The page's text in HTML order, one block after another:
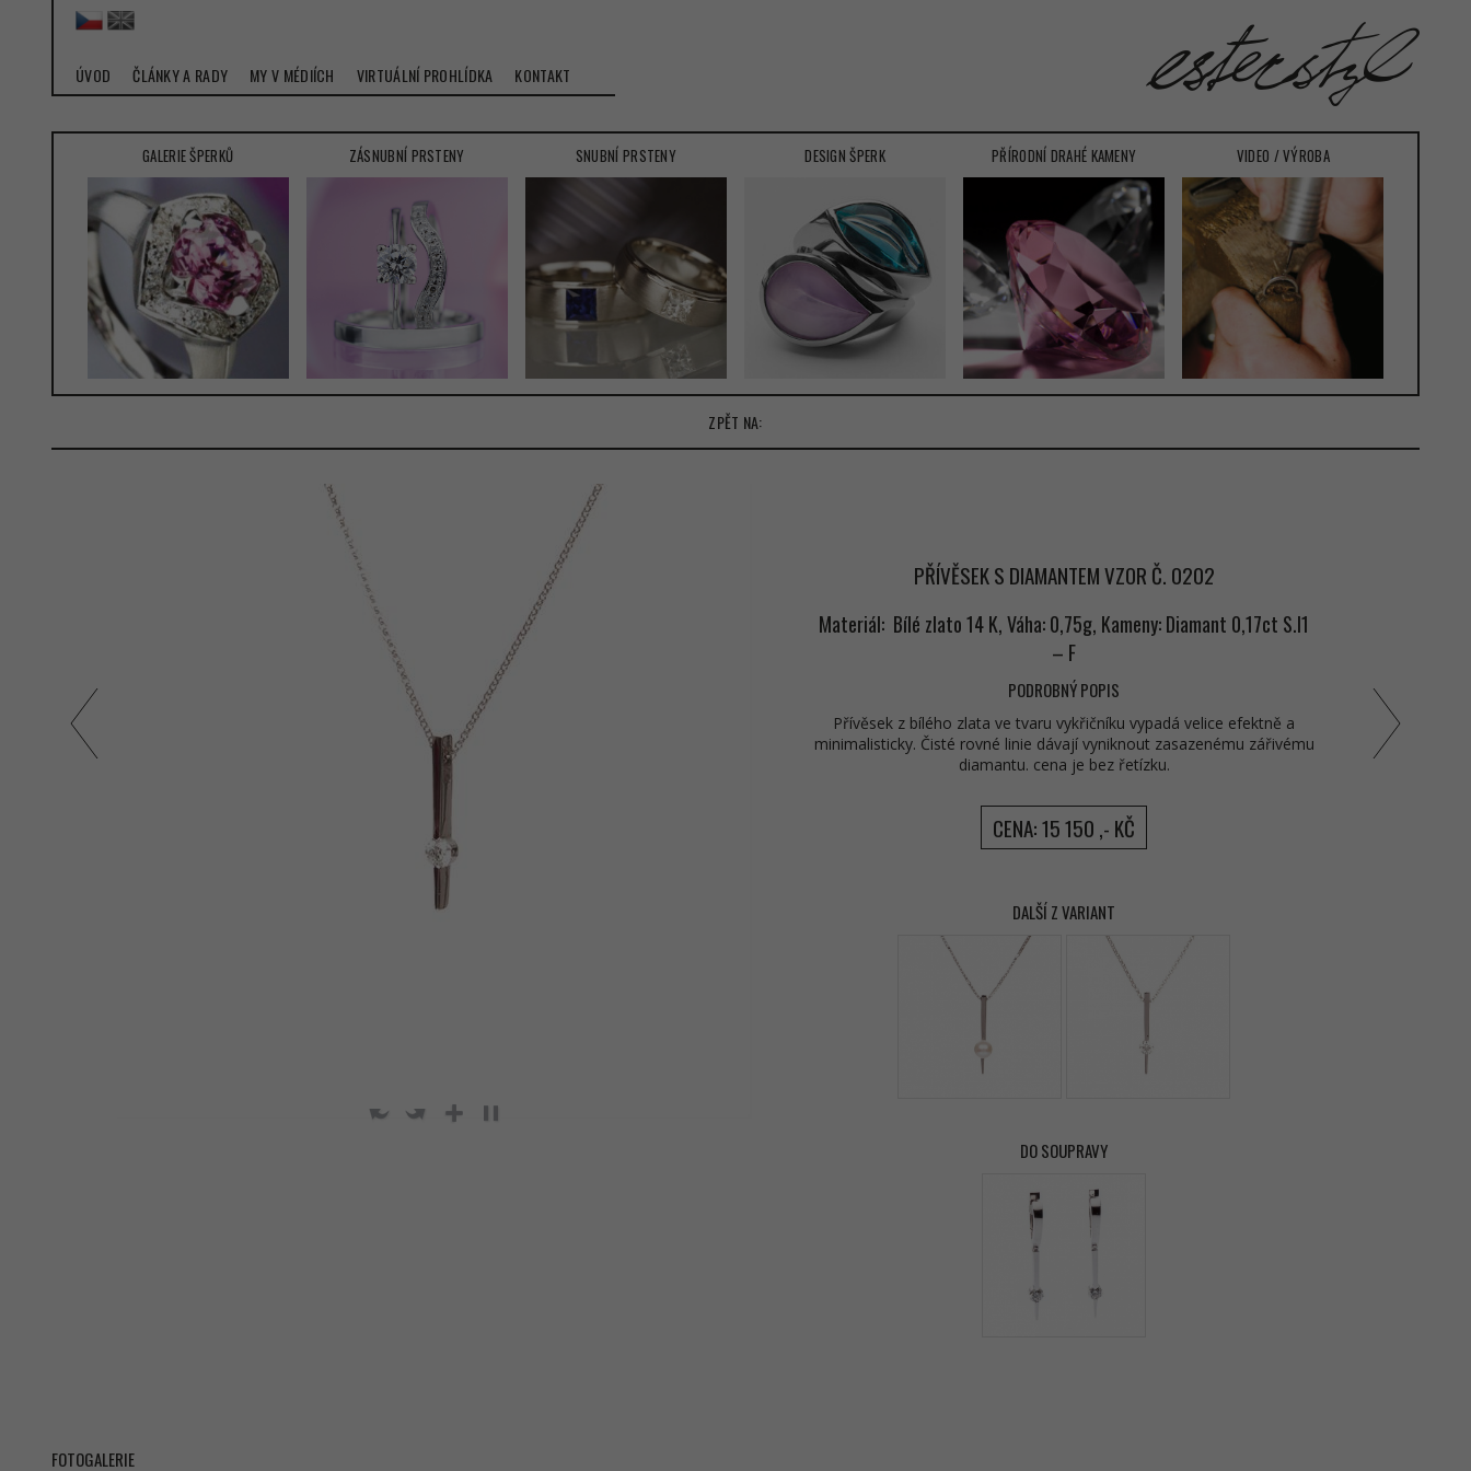
ÚVOD ČLÁNKY A RADY MY V MÉDIÍCH VIRTUÁLNÍ PROHLÍDKA KONTAKT
GALERIE ŠPERKŮ ZÁSNUBNÍ PRSTENY SNUBNÍ PRSTENY DESIGN ŠPERK PŘÍRODNÍ DRAHÉ KAMENY VIDEO / VÝROBA
ZPĚT NA:
PŘÍVĚSEK S DIAMANTEM VZOR Č. 0202
Materiál: Bílé zlato 14 K, Váha: 0,75g, Kameny: Diamant 0,17ct S.I1
– F
PODROBNÝ POPIS
Přívěsek z bílého zlata ve tvaru vykřičníku vypadá velice efektně a
minimalisticky. Čisté rovné linie dávají vyniknout zasazenému zářivému
diamantu. cena je bez řetízku.
CENA: 15 150 ,- KČ
DALŠÍ Z VARIANT
DO SOUPRAVY
FOTOGALERIE